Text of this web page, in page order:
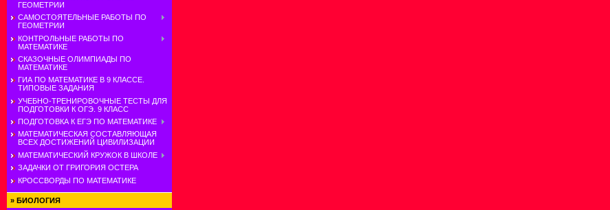
ГЕОМЕТРИИ
САМОСТОЯТЕЛЬНЫЕ РАБОТЫ ПО
ГЕОМЕТРИИ
КОНТРОЛЬНЫЕ РАБОТЫ ПО
МАТЕМАТИКЕ
СКАЗОЧНЫЕ ОЛИМПИАДЫ ПО
МАТЕМАТИКЕ
ГИА ПО МАТЕМАТИКЕ В 9 КЛАССЕ.
ТИПОВЫЕ ЗАДАНИЯ
УЧЕБНО-ТРЕНИРОВОЧНЫЕ ТЕСТЫ ДЛЯ
ПОДГОТОВКИ К ОГЭ. 9 КЛАСС
ПОДГОТОВКА К ЕГЭ ПО МАТЕМАТИКЕ
МАТЕМАТИЧЕСКАЯ СОСТАВЛЯЮЩАЯ
ВСЕХ ДОСТИЖЕНИЙ ЦИВИЛИЗАЦИИ
МАТЕМАТИЧЕСКИЙ КРУЖОК В ШКОЛЕ
ЗАДАЧКИ ОТ ГРИГОРИЯ ОСТЕРА
КРОССВОРДЫ ПО МАТЕМАТИКЕ
» БИОЛОГИЯ